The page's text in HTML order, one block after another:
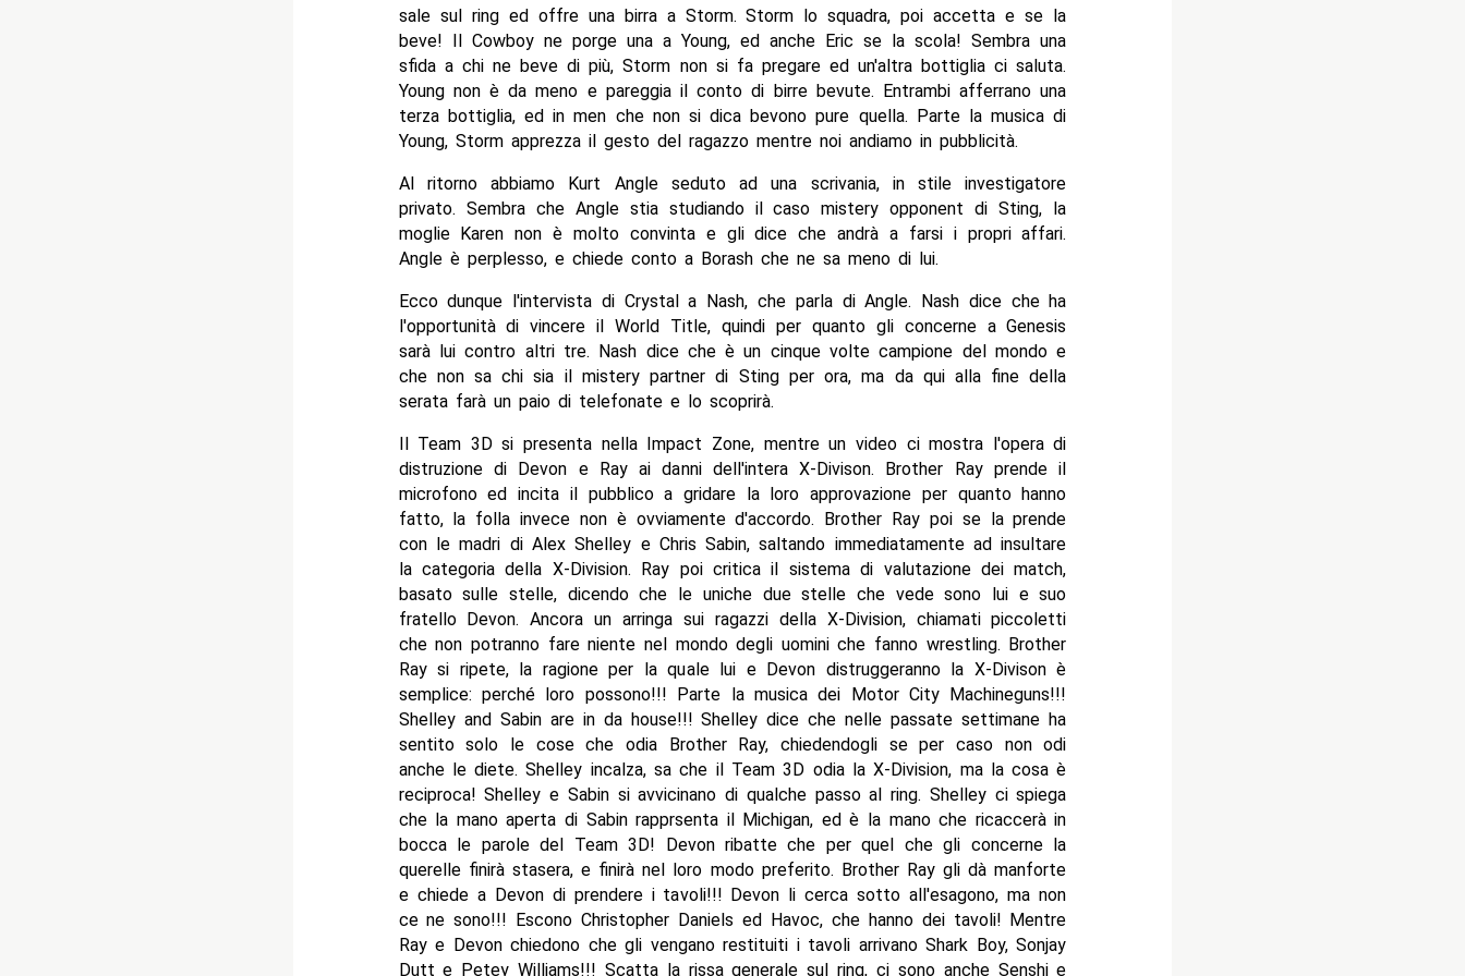
sale sul ring ed offre una birra a Storm. Storm lo squadra, poi accetta e se la
beve! Il Cowboy ne porge una a Young, ed anche Eric se la scola! Sembra una
sfida a chi ne beve di più, Storm non si fa pregare ed un'altra bottiglia ci saluta.
Young non è da meno e pareggia il conto di birre bevute. Entrambi afferrano una
terza bottiglia, ed in men che non si dica bevono pure quella. Parte la musica di
Young, Storm apprezza il gesto del ragazzo mentre noi andiamo in pubblicità.
Al ritorno abbiamo Kurt Angle seduto ad una scrivania, in stile investigatore
privato. Sembra che Angle stia studiando il caso mistery opponent di Sting, la
moglie Karen non è molto convinta e gli dice che andrà a farsi i propri affari.
Angle è perplesso, e chiede conto a Borash che ne sa meno di lui.
Ecco dunque l'intervista di Crystal a Nash, che parla di Angle. Nash dice che ha
l'opportunità di vincere il World Title, quindi per quanto gli concerne a Genesis
sarà lui contro altri tre. Nash dice che è un cinque volte campione del mondo e
che non sa chi sia il mistery partner di Sting per ora, ma da qui alla fine della
serata farà un paio di telefonate e lo scoprirà.
Il Team 3D si presenta nella Impact Zone, mentre un video ci mostra l'opera di
distruzione di Devon e Ray ai danni dell'intera X-Divison. Brother Ray prende il
microfono ed incita il pubblico a gridare la loro approvazione per quanto hanno
fatto, la folla invece non è ovviamente d'accordo. Brother Ray poi se la prende
con le madri di Alex Shelley e Chris Sabin, saltando immediatamente ad insultare
la categoria della X-Division. Ray poi critica il sistema di valutazione dei match,
basato sulle stelle, dicendo che le uniche due stelle che vede sono lui e suo
fratello Devon. Ancora un arringa sui ragazzi della X-Division, chiamati piccoletti
che non potranno fare niente nel mondo degli uomini che fanno wrestling. Brother
Ray si ripete, la ragione per la quale lui e Devon distruggeranno la X-Divison è
semplice: perché loro possono!!! Parte la musica dei Motor City Machineguns!!!
Shelley and Sabin are in da house!!! Shelley dice che nelle passate settimane ha
sentito solo le cose che odia Brother Ray, chiedendogli se per caso non odi
anche le diete. Shelley incalza, sa che il Team 3D odia la X-Division, ma la cosa è
reciproca! Shelley e Sabin si avvicinano di qualche passo al ring. Shelley ci spiega
che la mano aperta di Sabin rapprsenta il Michigan, ed è la mano che ricaccerà in
bocca le parole del Team 3D! Devon ribatte che per quel che gli concerne la
querelle finirà stasera, e finirà nel loro modo preferito. Brother Ray gli dà manforte
e chiede a Devon di prendere i tavoli!!! Devon li cerca sotto all'esagono, ma non
ce ne sono!!! Escono Christopher Daniels ed Havoc, che hanno dei tavoli! Mentre
Ray e Devon chiedono che gli vengano restituiti i tavoli arrivano Shark Boy, Sonjay
Dutt e Petey Williams!!! Scatta la rissa generale sul ring, ci sono anche Senshi e